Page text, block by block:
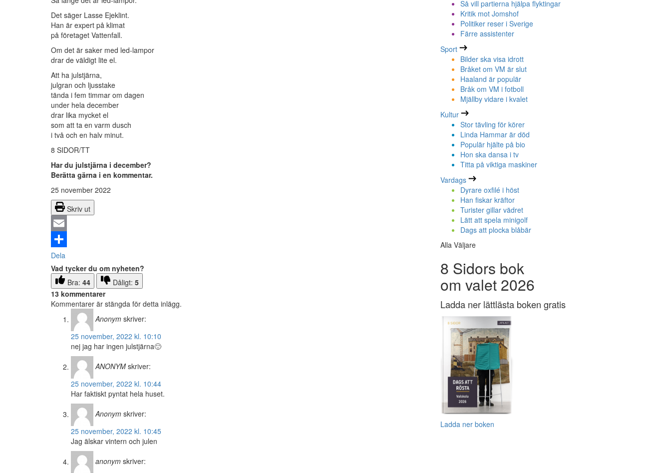
Det säger Lasse Ejeklint.
Han är expert på klimat
på företaget Vattenfall.
Om det är saker med led-lampor
drar de väldigt lite el.
Att ha julstjärna,
julgran och ljusstake
tända i fem timmar om dagen
under hela december
drar lika mycket el
som att ta en varm dusch
i två och en halv minut.
8 SIDOR/TT
Har du julstjärna i december?
Berätta gärna i en kommentar.
25 november 2022
Skriv ut
Email
Dela
Vad tycker du om nyheten?
Bra: 44 Dåligt: 5
13 kommentarer
Kommentarer är stängda för detta inlägg.
Anonym skriver:
25 november, 2022 kl. 10:10
nej jag har ingen julstjärna🙂
ANONYM skriver:
25 november, 2022 kl. 10:44
Har faktiskt pyntat hela huset.
Anonym skriver:
25 november, 2022 kl. 10:45
Jag älskar vintern och julen
anonym skriver:
Så vill partierna hjälpa flyktingar
Kritik mot Jomshof
Politiker reser i Sverige
Färre assistenter
Sport
Bilder ska visa idrott
Bråket om VM är slut
Haaland är populär
Bråk om VM i fotboll
Mjällby vidare i kvalet
Kultur
Stor tävling för körer
Linda Hammar är död
Populär hjälte på bio
Hon ska dansa i tv
Titta på viktiga maskiner
Vardags
Dyrare oxfilé i höst
Han fiskar kräftor
Turister gillar vädret
Lätt att spela minigolf
Dags att plocka blåbär
Alla Väljare
8 Sidors bok
om valet 2026
Ladda ner lättlästa boken gratis
Ladda ner boken